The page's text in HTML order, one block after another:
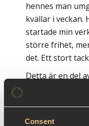
Consent
hennes man
kvällar i veckan.
startade min
större frihet,
det. Ett stort
Detta är en del
göra det jag
arbetar desto